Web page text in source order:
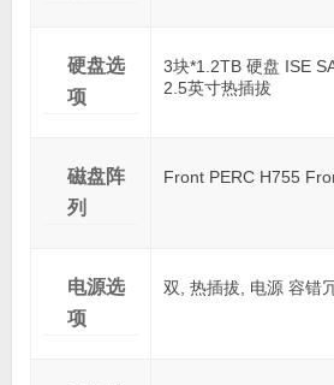
硬盘选
项
3块*1.2TB 硬盘 ISE
2.5英寸热插拔
磁盘阵
列
Front PERC H755
电源选
项
双, 热插拔, 电源 容错